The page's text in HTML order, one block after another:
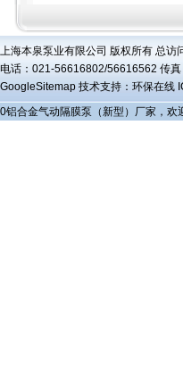
上海本泉泵业有限公司 版权所有 总访
电话：021-56616802/56616562 传
GoogleSitemap技术支持：环保在线
合金气动隔膜泵（新型）厂家，欢